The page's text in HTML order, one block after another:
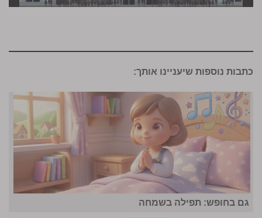
כתבות נוספות שיעניינו אותך:
גם בחופש: תפילה בשמחה